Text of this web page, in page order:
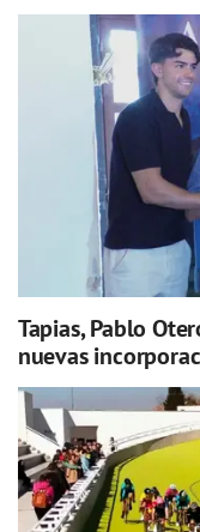
Tapias, Pablo
nuevas